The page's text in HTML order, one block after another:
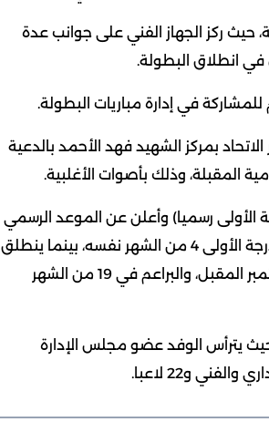
ركز الجهاز الفني على جوانب عدة
في انطلاق البطولة.
في إدارة مباريات البطولة.
بمركز الشهيد فهد الأحمد بالدعية
المقبلة، وذلك بأصوات الأغلبية.
الأولى رسميا) وأعلن عن الموعد الرسمي
لانطلاقهما، حيث ينطلق الدوري الممتاز 2 سبتمبر المقبل، فيما ينطلق دوري الدرجة الأولى 4 من الشهر نفسه، بينما ينطلق
دوري الشباب 5 نوفمبر المقبل والناشئين 4 منه، أما الأشبال فينطلق في 20 سبتمبر المقبل، والبراعم في 19 من الشهر
وفد منتخب الأشبال الذي سيغادر إلى مصر 10 الجاري، حيث يترأس الوفد عضو مجلس الإدارة
و22 لاعبا.